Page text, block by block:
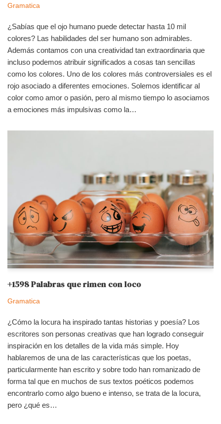
Gramatica
¿Sabías que el ojo humano puede detectar hasta 10 mil
colores? Las habilidades del ser humano son admirables.
Además contamos con una creatividad tan extraordinaria que
incluso podemos atribuir significados a cosas tan sencillas
como los colores. Uno de los colores más controversiales es el
rojo asociado a diferentes emociones. Solemos identificar al
color como amor o pasión, pero al mismo tiempo lo asociamos
a emociones más impulsivas como la…
+1598 Palabras que rimen con loco
Gramatica
¿Cómo la locura ha inspirado tantas historias y poesía? Los
escritores son personas creativas que han logrado conseguir
inspiración en los detalles de la vida más simple. Hoy
hablaremos de una de las características que los poetas,
particularmente han escrito y sobre todo han romanizado de
forma tal que en muchos de sus textos poéticos podemos
encontrarlo como algo bueno e intenso, se trata de la locura,
pero ¿qué es…